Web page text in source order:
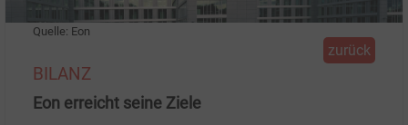
Quelle: Eon
zurück
BILANZ
Eon erreicht seine Ziele